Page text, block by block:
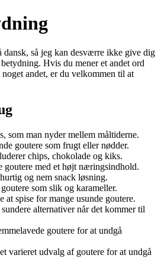
dansk, så jeg kan desværre ikke give dig
Hvis du mener et andet ord
andet, er du velkommen til at
som man nyder mellem måltiderne.
goutere som frugt eller nødder.
chips, chokolade og kiks.
med et højt næringsindhold.
og nem snack løsning.
som slik og karameller.
at spise for mange usunde goutere.
alternativer når det kommer til
goutere for at undgå
varieret udvalg af goutere for at undgå